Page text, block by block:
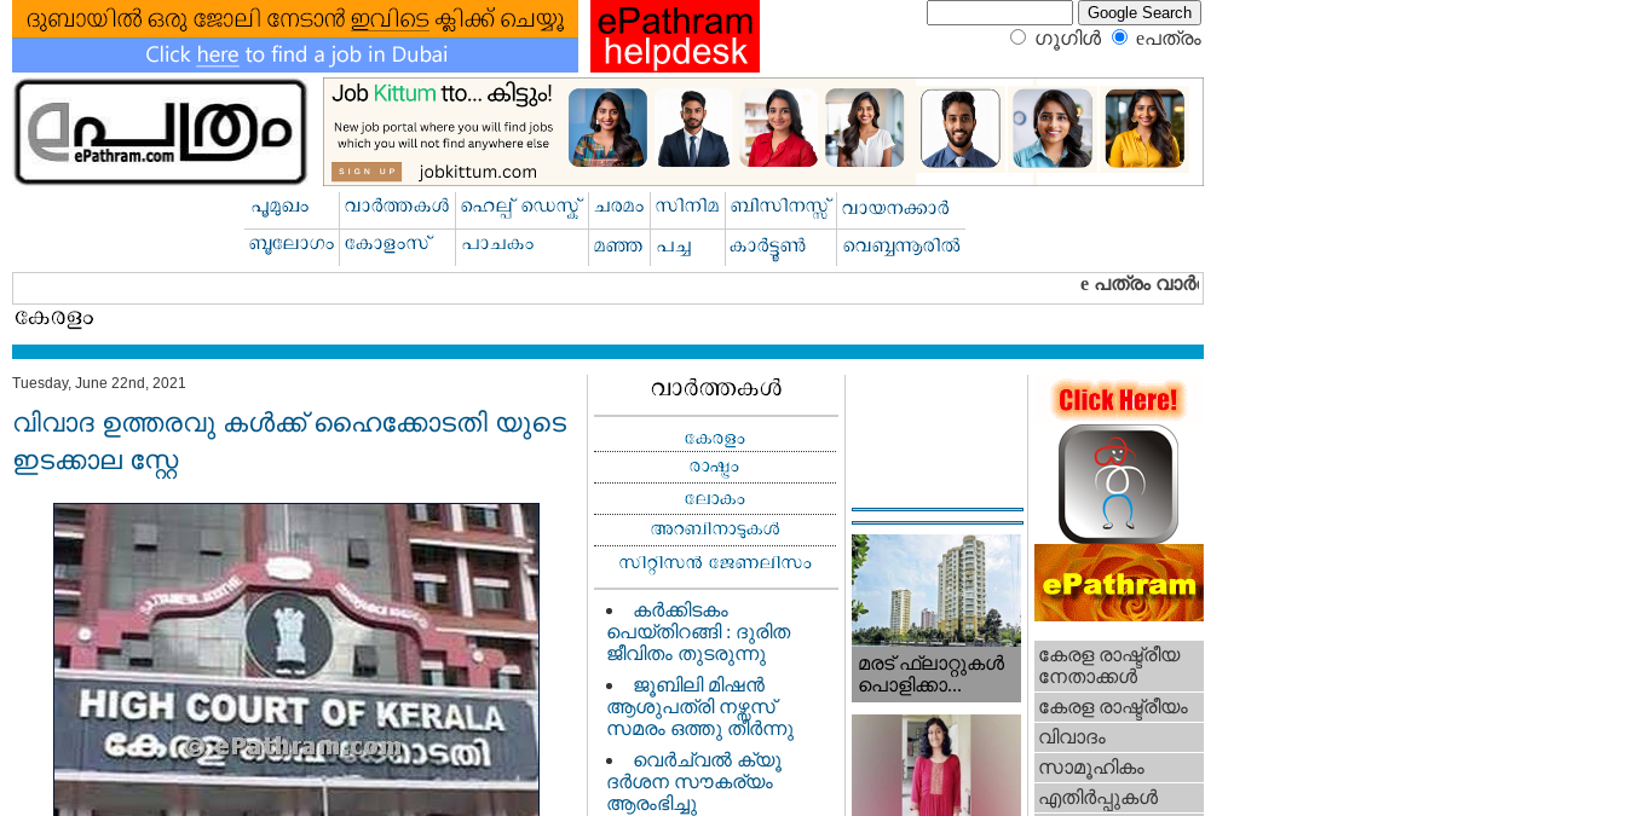
ഗൂഗിള്‍ eപത്രം‍
Tuesday, June 22nd, 2021
വിവാദ ഉത്തരവു കൾക്ക് ഹൈക്കോടതി യുടെ
ഇടക്കാല സ്റ്റേ
കർക്കിടകം
പെയ്തിറങ്ങി : ദുരിത
ജീവിതം തുടരുന്നു
ജൂബിലി മിഷൻ
ആശുപത്രി നഴ്സസ്
സമരം ഒത്തു തീർന്നു
വെര്‍ച്വല്‍ ക്യൂ
ദര്‍ശന സൗകര്യം
ആരംഭിച്ചു
മരട് ഫ്ലാറ്റുകൾ
പൊളിക്കാ...
കേരള രാഷ്ട്രീയ
നേതാക്കള്‍
കേരള രാഷ്ട്രീയം
വിവാദം
സാമൂഹികം
എതിര്‍പ്പുകള്‍